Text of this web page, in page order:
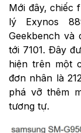
Mới đây, chiếc
lý Exynos
Geekbench và
tới 7101. Đây
hiện trên một
đơn nhân là
phá vỡ thêm
tương tự.